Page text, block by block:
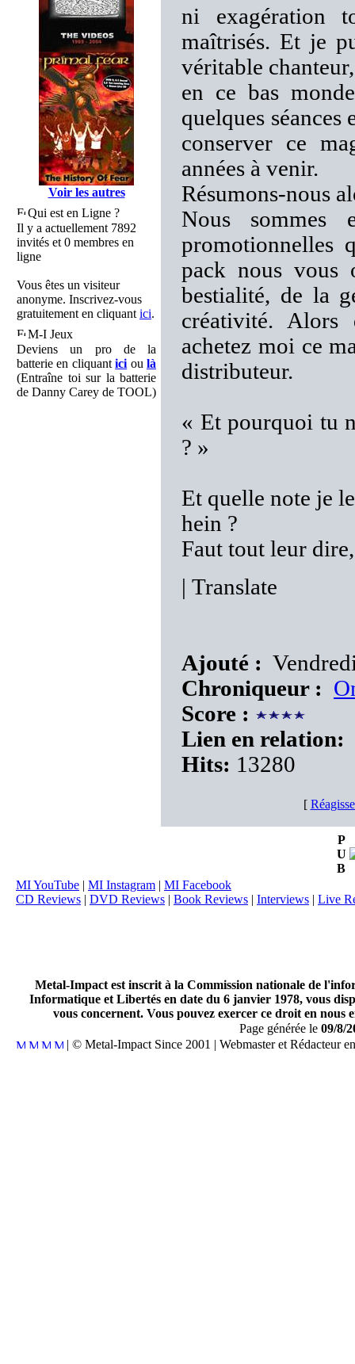
Voir les autres
Qui est en Ligne ?
Il y a actuellement 7892
invités et 0 membres en
ligne
Vous êtes un visiteur
anonyme. Inscrivez-vous
gratuitement en cliquant ici.
M-I Jeux
Deviens un pro de la
batterie en cliquantici oulà
(Entraîne toi sur la batterie
de Danny Carey de TOOL)
ni exagération
maîtrisés. Et je
véritable
en ce bas
quelques
conserver ce
années à venir.
Résumons-nous
Nous sommes
promotionnelles
pack nous vous
bestialité, de la
créativité.
achetez moi ce
distributeur.
« Et pourquoi tu
? »
Et quelle note je
hein ?
Faut tout leur
| Translate
Ajouté :
Chroniqueur :
Score :
Lien en relation:
Hits: 13280
[
P
U
B
MI YouTube | MI Instagram | MI Facebook
CD Reviews | DVD Reviews | Book Reviews | Interviews | Live
Metal-Impact est inscrit à la Commission nationale de
Informatique et Libertés en date du 6 janvier 1978, vous
vous concernent. Vous pouvez exercer ce droit en
Page générée le 09/8/
| © Metal-Impact Since 2001 | Webmaster et Rédacteur